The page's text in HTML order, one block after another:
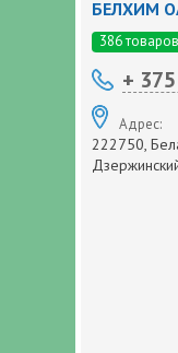
БЕЛХИМ
386
+ 375
Адрес:
222750,